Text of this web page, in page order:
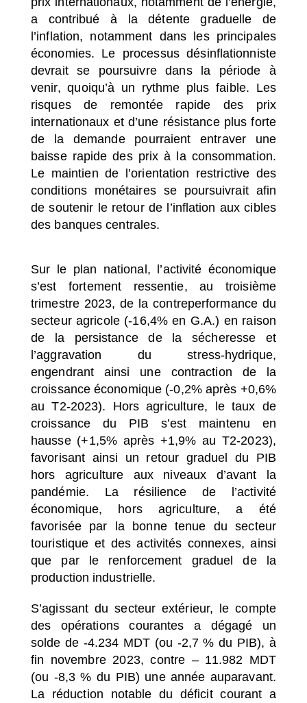
a contribué à la détente graduelle de
l’inflation, notamment dans les principales
économies. Le processus désinflationniste
devrait se poursuivre dans la période à
venir, quoiqu’à un rythme plus faible. Les
risques de remontée rapide des prix
internationaux et d’une résistance plus forte
de la demande pourraient entraver une
baisse rapide des prix à la consommation.
Le maintien de l’orientation restrictive des
conditions monétaires se poursuivrait afin
de soutenir le retour de l’inflation aux cibles
des banques centrales.
Sur le plan national, l’activité économique
s’est fortement ressentie, au troisième
trimestre 2023, de la contreperformance du
secteur agricole (-16,4% en G.A.) en raison
de la persistance de la sécheresse et
l’aggravation du stress-hydrique,
engendrant ainsi une contraction de la
croissance économique (-0,2% après +0,6%
au T2-2023). Hors agriculture, le taux de
croissance du PIB s’est maintenu en
hausse (+1,5% après +1,9% au T2-2023),
favorisant ainsi un retour graduel du PIB
hors agriculture aux niveaux d’avant la
pandémie. La résilience de l’activité
économique, hors agriculture, a été
favorisée par la bonne tenue du secteur
touristique et des activités connexes, ainsi
que par le renforcement graduel de la
production industrielle.
S’agissant du secteur extérieur, le compte
des opérations courantes a dégagé un
solde de -4.234 MDT (ou -2,7 % du PIB), à
fin novembre 2023, contre – 11.982 MDT
(ou -8,3 % du PIB) une année auparavant.
La réduction notable du déficit courant a